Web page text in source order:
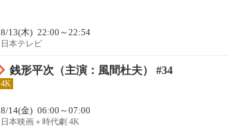
8/13(木) 22:00～22:54
日本テレビ
銭形平次（主演：風間杜夫） #34
4K
8/14(金) 06:00～07:00
日本映画＋時代劇 4K